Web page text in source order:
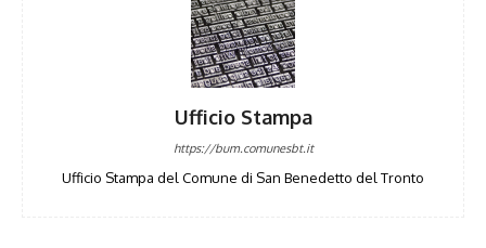
Ufficio Stampa
https://bum.comunesbt.it
Ufficio Stampa del Comune di San Benedetto del Tronto